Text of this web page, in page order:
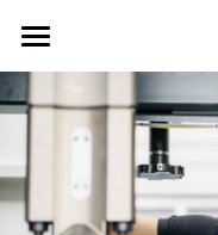
公司简介
关于我们
产品中心